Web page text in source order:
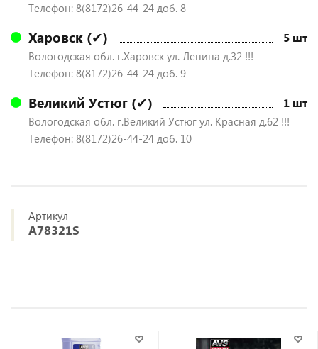
Телефон: 8(8172)26-44-24 доб. 8
Харовск (✔) 5 шт
Вологодская обл. г.Харовск ул. Ленина д.32 !!!
Телефон: 8(8172)26-44-24 доб. 9
Великий Устюг (✔) 1 шт
Вологодская обл. г.Великий Устюг ул. Красная д.62 !!!
Телефон: 8(8172)26-44-24 доб. 10
Артикул
A78321S